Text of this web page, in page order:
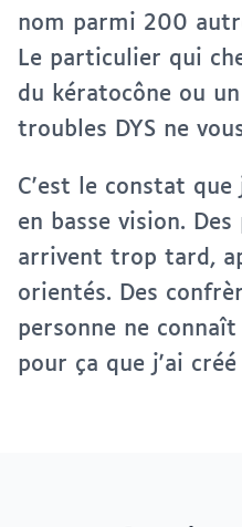
nom parmi 200
Le particulier qui
du kératocône ou
troubles DYS ne
C'est le constat que
en basse vision.
arrivent trop tard,
orientés. Des
personne ne
pour ça que j'ai